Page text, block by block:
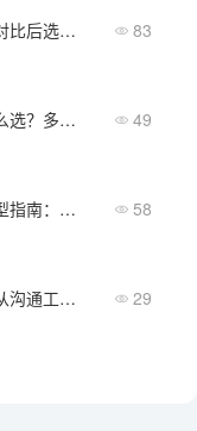
政企即时通讯推荐：实测对比后选这几款 83
集团企业内部通讯工具怎么选？多层级架构的选型要点 49
企业多端同步聊天软件选型指南：不可忽视的关键因素 58
即时通讯系统发展方向：从沟通工具到企业协作平台 29